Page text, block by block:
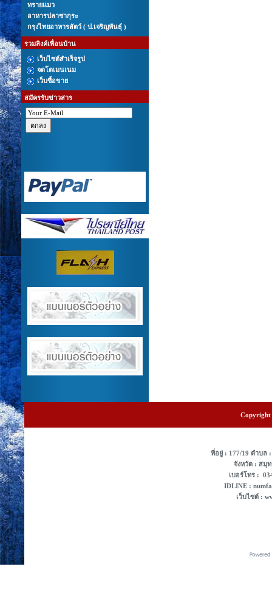
ทรายแมว
อาหารปลาซากุระ
กรุงไทยอาหารสัตว์ ( ป.เจริญพันธุ์ )
รวมลิงค์เพื่อนบ้าน
เว็บไซต์สำเร็จรูป
จดโดเมนเนม
เว็บซื้อขาย
สมัครรับข่าวสาร
Copyright
ที่อยู่ : 177/19 ตําบล
จังหวัด : สมุ
เบอร์โทร :
IDLINE :
เว็บไซต์ :